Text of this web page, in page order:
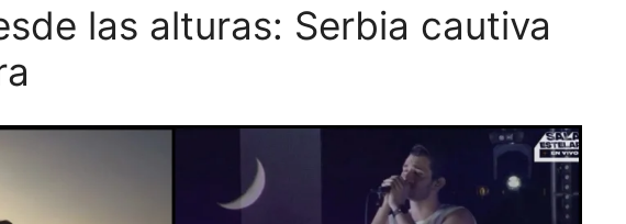
las alturas: Serbia cautiva